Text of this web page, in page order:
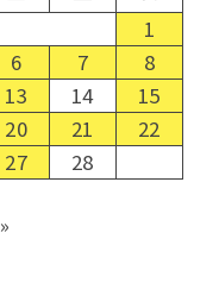
1
6 7
8
13 14
15
20 21
22
27 28